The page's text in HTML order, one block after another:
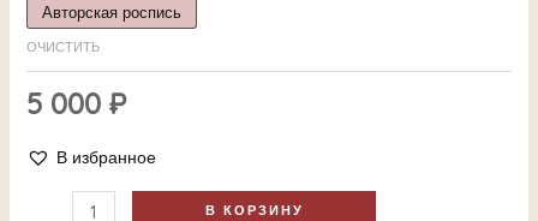
Авторская роспись
ОЧИСТИТЬ
5 000 ₽
В избранное
В КОРЗИНУ